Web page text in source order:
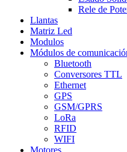
Rele de
Llantas
Matriz Led
Modulos
Módulos de
Bluetooth
Conversores TTL
Ethernet
GPS
GSM/GPRS
LoRa
RFID
WIFI